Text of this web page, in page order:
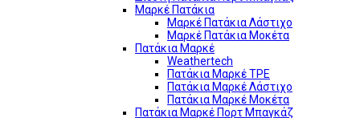
Μαρκέ Πατάκια
Μαρκέ Πατάκια Λάστιχο
Μαρκέ Πατάκια Μοκέτα
Πατάκια Μαρκέ
Weathertech
Πατάκια Μαρκέ TPE
Πατάκια Μαρκέ Λάστιχο
Πατάκια Μαρκέ Μοκέτα
Πατάκια Μαρκέ Πορτ Μπαγκάζ